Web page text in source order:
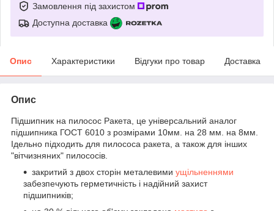
Замовлення під захистом
Доступна доставка
Опис Характеристики Відгуки про товар Доставка
Опис
Підшипник на пилосос Ракета, це універсальний аналог
підшипника ГОСТ 6010 з розмірами 10мм. на 28 мм. на 8мм.
Ідельно підходить для пилососа ракета, а також для інших
"вітчизняних" пилососів.
закритий з двох сторін металевими ущільненнями
забезпечують герметичність і надійний захист
підшипників;